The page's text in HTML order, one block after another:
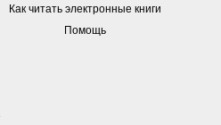
Как читать электронные книги
Помощь